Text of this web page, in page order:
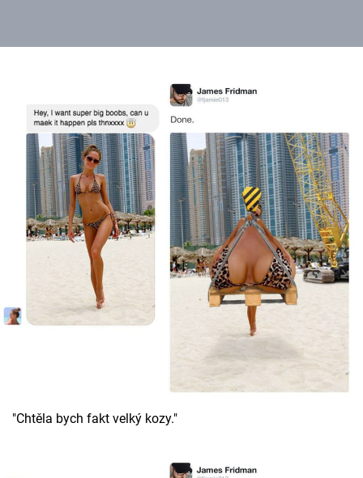
"Chtěla bych fakt velký kozy."